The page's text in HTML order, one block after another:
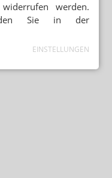
werden.
Sie in der
EINSTELLUNGEN